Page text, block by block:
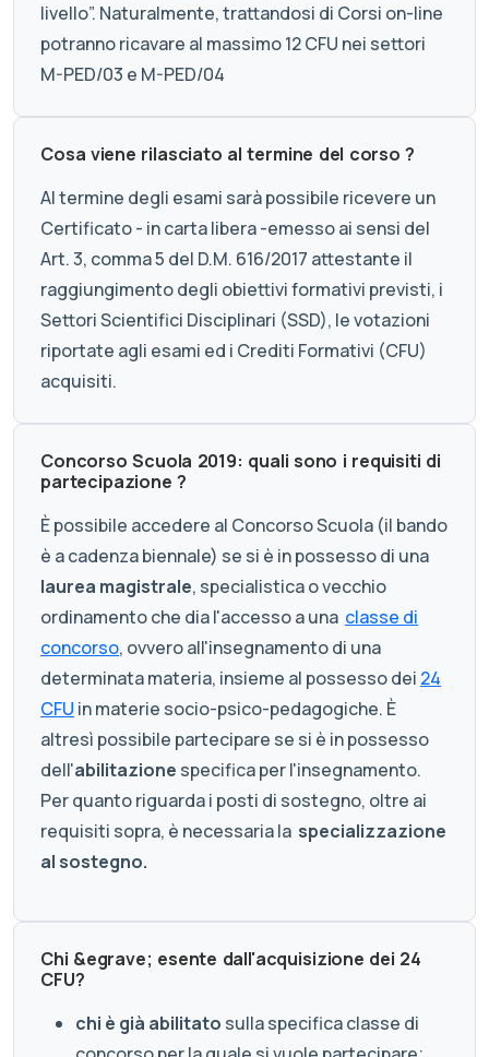
livello”. Naturalmente, trattandosi di Corsi on-line
potranno ricavare al massimo 12 CFU nei settori
M-PED/03 e M-PED/04
Cosa viene rilasciato al termine del corso ?
Al termine degli esami sarà possibile ricevere un
Certificato - in carta libera -emesso ai sensi del
Art. 3, comma 5 del D.M. 616/2017 attestante il
raggiungimento degli obiettivi formativi previsti, i
Settori Scientifici Disciplinari (SSD), le votazioni
riportate agli esami ed i Crediti Formativi (CFU)
acquisiti.
Concorso Scuola 2019: quali sono i requisiti di
partecipazione ?
È possibile accedere al Concorso Scuola (il bando
è a cadenza biennale) se si è in possesso di una
laurea magistrale, specialistica o vecchio
ordinamento che dia l'accesso a una classe di
concorso, ovvero all'insegnamento di una
determinata materia, insieme al possesso dei 24
CFU in materie socio-psico-pedagogiche. È
altresì possibile partecipare se si è in possesso
dell'abilitazione specifica per l'insegnamento.
Per quanto riguarda i posti di sostegno, oltre ai
requisiti sopra, è necessaria la specializzazione
al sostegno.
Chi &egrave; esente dall'acquisizione dei 24
CFU?
chi è già abilitato sulla specifica classe di